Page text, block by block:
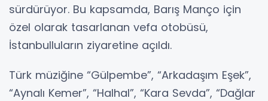
sürdürüyor. Bu kapsamda, Barış Manço için
özel olarak tasarlanan vefa otobüsü,
İstanbulluların ziyaretine açıldı.
Türk müziğine “Gülpembe”, “Arkadaşım Eşek”,
“Aynalı Kemer”, “Halhal”, “Kara Sevda”, “Dağlar